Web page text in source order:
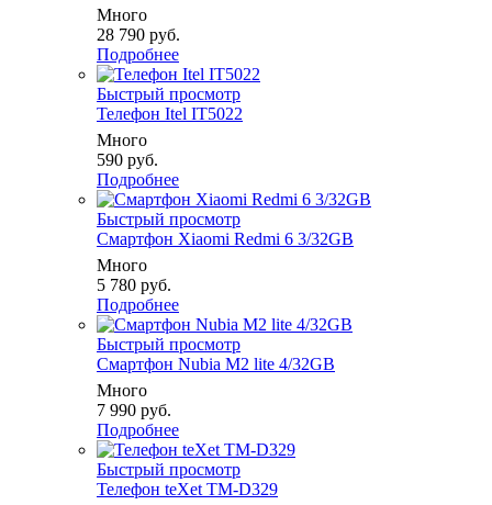
Много
28 790 руб.
Подробнее
Быстрый просмотр
Телефон Itel IT5022
Много
590 руб.
Подробнее
Быстрый просмотр
Смартфон Xiaomi Redmi 6 3/32GB
Много
5 780 руб.
Подробнее
Быстрый просмотр
Смартфон Nubia M2 lite 4/32GB
Много
7 990 руб.
Подробнее
Быстрый просмотр
Телефон teXet TM-D329